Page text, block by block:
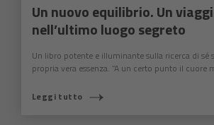
Un nuovo equilibrio. Un
nell’ultimo luogo segreto
Un libro potente e illuminante sulla ricerca di sé
propria vera essenza. “A un certo punto il cuore
Leggi tutto